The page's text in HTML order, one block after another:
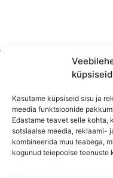
Kasutame küpsiseid sisu ja
meedia funktsioonide
Edastame teavet selle kohta,
sotsiaalse meedia, reklaami-
kombineerida muu teabega,
kogunud teiepoolse teenuste